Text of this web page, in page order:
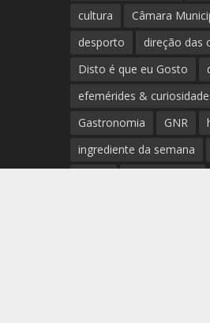
cultura
Câmara
desporto
direção das
Disto é que eu Gosto
efemérides &
Gastronomia
GNR
ingrediente da semana